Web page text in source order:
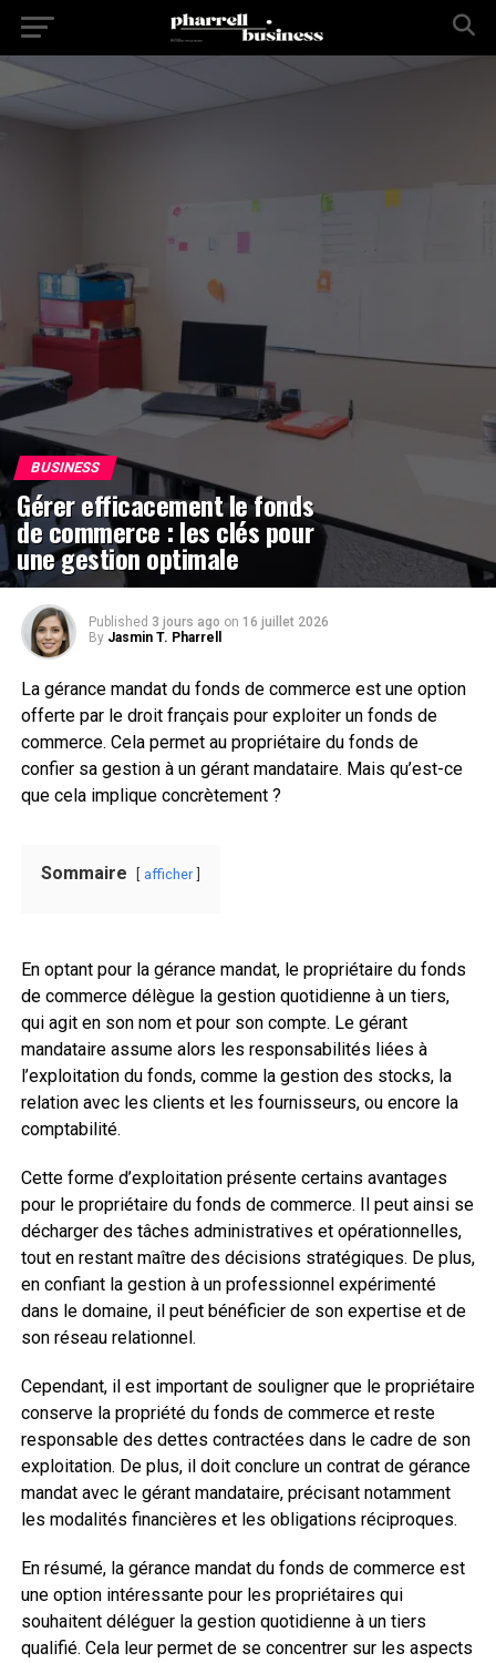
BUSINESS
Gérer efficacement le fonds
de commerce : les clés pour
une gestion optimale
Published 3 jours ago on 16 juillet 2026
By Jasmin T. Pharrell
La gérance mandat du fonds de commerce est une option
offerte par le droit français pour exploiter un fonds de
commerce. Cela permet au propriétaire du fonds de
confier sa gestion à un gérant mandataire. Mais qu’est-ce
que cela implique concrètement ?
Sommaire afficher
En optant pour la gérance mandat, le propriétaire du fonds
de commerce délègue la gestion quotidienne à un tiers,
qui agit en son nom et pour son compte. Le gérant
mandataire assume alors les responsabilités liées à
l’exploitation du fonds, comme la gestion des stocks, la
relation avec les clients et les fournisseurs, ou encore la
comptabilité.
Cette forme d’exploitation présente certains avantages
pour le propriétaire du fonds de commerce. Il peut ainsi se
décharger des tâches administratives et opérationnelles,
tout en restant maître des décisions stratégiques. De plus,
en confiant la gestion à un professionnel expérimenté
dans le domaine, il peut bénéficier de son expertise et de
son réseau relationnel.
Cependant, il est important de souligner que le propriétaire
conserve la propriété du fonds de commerce et reste
responsable des dettes contractées dans le cadre de son
exploitation. De plus, il doit conclure un contrat de gérance
mandat avec le gérant mandataire, précisant notamment
les modalités financières et les obligations réciproques.
En résumé, la gérance mandat du fonds de commerce est
une option intéressante pour les propriétaires qui
souhaitent déléguer la gestion quotidienne à un tiers
qualifié. Cela leur permet de se concentrer sur les aspects